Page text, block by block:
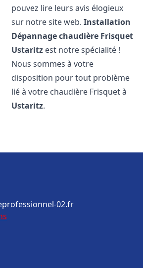
pouvez lire leurs avis élogieux
sur notre site web.Installation
Dépannage chaudière Frisquet
Ustaritz est notre spécialité !
Nous sommes à votre
disposition pour tout problème
lié à votre chaudière Frisquet à
Ustaritz.
02.fr